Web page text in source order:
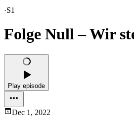
·S1
Folge Null – Wir
Play episode
Dec 1, 2022